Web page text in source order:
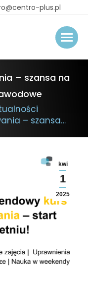
plus.pl
– szansa na
– szansa…
kwi
1
2025